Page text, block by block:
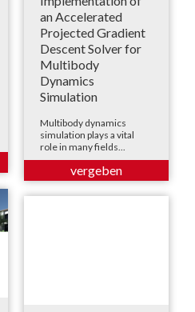
an Accelerated
Projected Gradient
Descent Solver for
Multibody
Dynamics
Simulation
Multibody dynamics
simulation plays a vital
role in many fields...